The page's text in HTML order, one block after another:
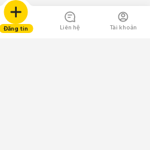
Đăng tin Liên hệ Tài khoản